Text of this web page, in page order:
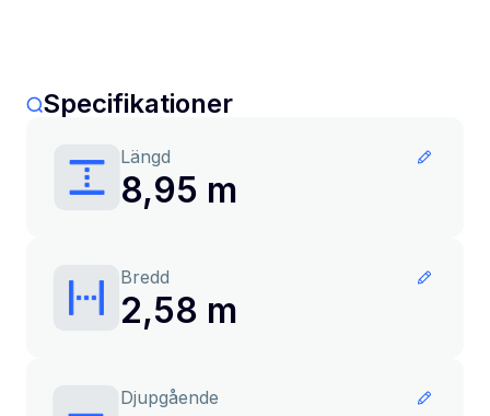
Specifikationer
Längd
8,95 m
Bredd
2,58 m
Djupgående